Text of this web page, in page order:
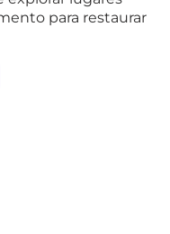
para restaurar